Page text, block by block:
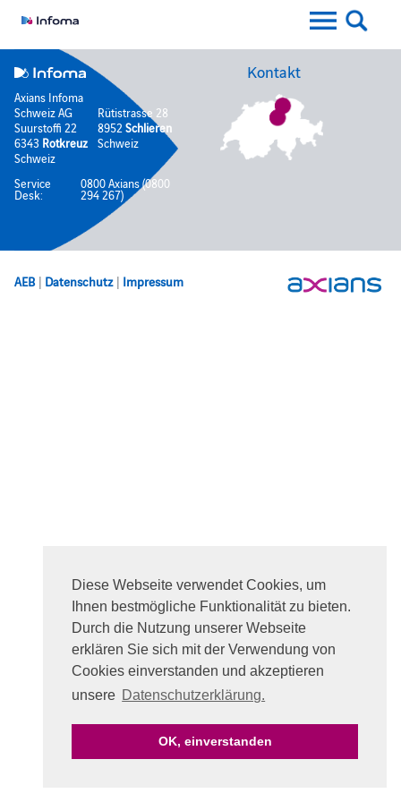
Diese Webseite verwendet Cookies, um
Ihnen bestmögliche Funktionalität zu bieten.
Durch die Nutzung unserer Webseite
erklären Sie sich mit der Verwendung von
Cookies einverstanden und akzeptieren
unsere Datenschutzerklärung.
OK, einverstanden
Axians Infoma
Schweiz AG
Suurstoffi 22
6343 Rotkreuz
Schweiz
Rütistrasse 28
8952Schlieren
Schweiz
Service
Desk:
0800 Axians (0800
294 267)
Kontakt
AEB | Datenschutz | Impressum